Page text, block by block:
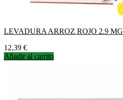
LEVADURA ARROZ ROJO 2.9 MG
Precio
12,39 €
Añadir al carrito